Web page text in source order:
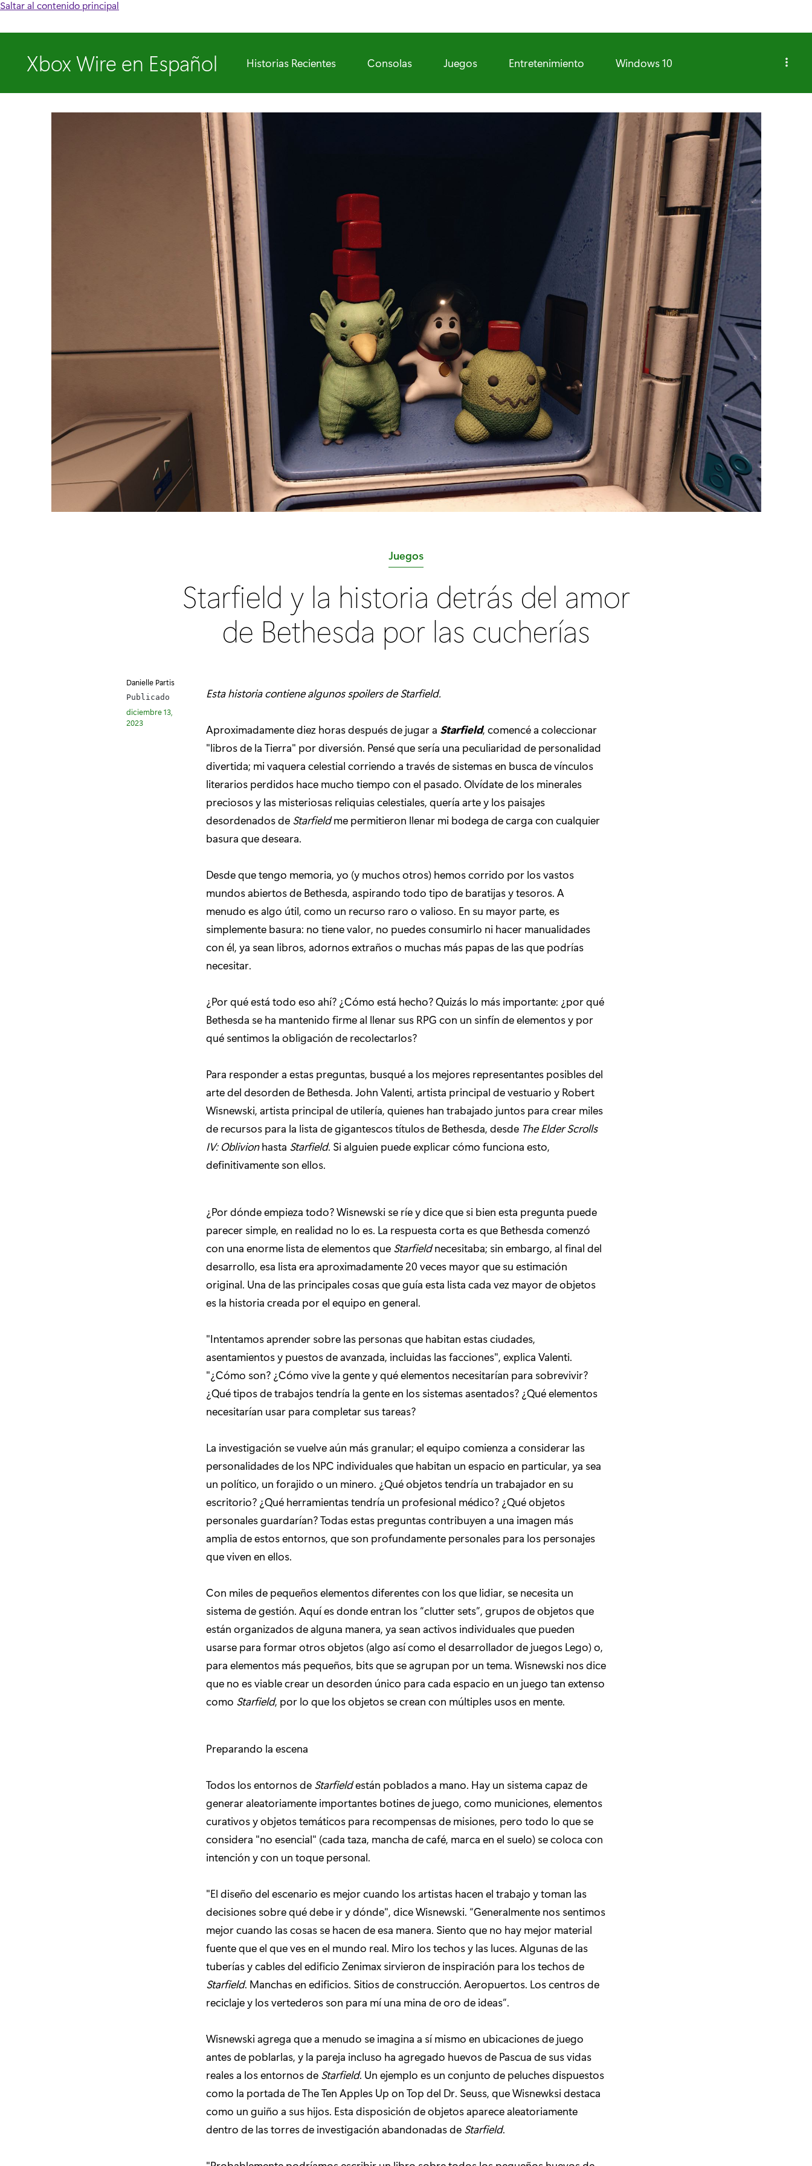
Saltar al contenido principal
Xbox Wire en Español Historias Recientes Consolas Juegos Entretenimiento Windows 10
C
t
e
g
o
a
Juegos
Starfield y la historia detrás del amor
de Bethesda por las cucherías
Danielle Partis
Publicado
diciembre 13,
2023
Esta historia contiene algunos spoilers de Starfield.
Aproximadamente diez horas después de jugar a Starfield, comencé a coleccionar
"libros de la Tierra" por diversión. Pensé que sería una peculiaridad de personalidad
divertida; mi vaquera celestial corriendo a través de sistemas en busca de vínculos
literarios perdidos hace mucho tiempo con el pasado. Olvídate de los minerales
preciosos y las misteriosas reliquias celestiales, quería arte y los paisajes
desordenados de Starfieldme permitieron llenar mi bodega de carga con cualquier
basura que deseara.
Desde que tengo memoria, yo (y muchos otros) hemos corrido por los vastos
mundos abiertos de Bethesda, aspirando todo tipo de baratijas y tesoros. A
menudo es algo útil, como un recurso raro o valioso. En su mayor parte, es
simplemente basura: no tiene valor, no puedes consumirlo ni hacer manualidades
con él, ya sean libros, adornos extraños o muchas más papas de las que podrías
necesitar.
¿Por qué está todo eso ahí? ¿Cómo está hecho? Quizás lo más importante: ¿por qué
Bethesda se ha mantenido firme al llenar sus RPG con un sinfín de elementos y por
qué sentimos la obligación de recolectarlos?
Para responder a estas preguntas, busqué a los mejores representantes posibles del
arte del desorden de Bethesda. John Valenti, artista principal de vestuario y Robert
Wisnewski, artista principal de utilería, quienes han trabajado juntos para crear miles
de recursos para la lista de gigantescos títulos de Bethesda, desde The Elder Scrolls
IV: Oblivionhasta Starfield. Si alguien puede explicar cómo funciona esto,
definitivamente son ellos.
¿Por dónde empieza todo? Wisnewski se ríe y dice que si bien esta pregunta puede
parecer simple, en realidad no lo es. La respuesta corta es que Bethesda comenzó
con una enorme lista de elementos que Starfieldnecesitaba; sin embargo, al final del
desarrollo, esa lista era aproximadamente 20 veces mayor que su estimación
original. Una de las principales cosas que guía esta lista cada vez mayor de objetos
es la historia creada por el equipo en general.
"Intentamos aprender sobre las personas que habitan estas ciudades,
asentamientos y puestos de avanzada, incluidas las facciones", explica Valenti.
"¿Cómo son? ¿Cómo vive la gente y qué elementos necesitarían para sobrevivir?
¿Qué tipos de trabajos tendría la gente en los sistemas asentados? ¿Qué elementos
necesitarían usar para completar sus tareas?
La investigación se vuelve aún más granular; el equipo comienza a considerar las
personalidades de los NPC individuales que habitan un espacio en particular, ya sea
un político, un forajido o un minero. ¿Qué objetos tendría un trabajador en su
escritorio? ¿Qué herramientas tendría un profesional médico? ¿Qué objetos
personales guardarían? Todas estas preguntas contribuyen a una imagen más
amplia de estos entornos, que son profundamente personales para los personajes
que viven en ellos.
Con miles de pequeños elementos diferentes con los que lidiar, se necesita un
sistema de gestión. Aquí es donde entran los “clutter sets”, grupos de objetos que
están organizados de alguna manera, ya sean activos individuales que pueden
usarse para formar otros objetos (algo así como el desarrollador de juegos Lego) o,
para elementos más pequeños, bits que se agrupan por un tema. Wisnewski nos dice
que no es viable crear un desorden único para cada espacio en un juego tan extenso
como Starfield, por lo que los objetos se crean con múltiples usos en mente.
Preparando la escena
Todos los entornos de Starfieldestán poblados a mano. Hay un sistema capaz de
generar aleatoriamente importantes botines de juego, como municiones, elementos
curativos y objetos temáticos para recompensas de misiones, pero todo lo que se
considera "no esencial" (cada taza, mancha de café, marca en el suelo) se coloca con
intención y con un toque personal.
"El diseño del escenario es mejor cuando los artistas hacen el trabajo y toman las
decisiones sobre qué debe ir y dónde", dice Wisnewski. “Generalmente nos sentimos
mejor cuando las cosas se hacen de esa manera. Siento que no hay mejor material
fuente que el que ves en el mundo real. Miro los techos y las luces. Algunas de las
tuberías y cables del edificio Zenimax sirvieron de inspiración para los techos de
Starfield. Manchas en edificios. Sitios de construcción. Aeropuertos. Los centros de
reciclaje y los vertederos son para mí una mina de oro de ideas”.
Wisnewski agrega que a menudo se imagina a sí mismo en ubicaciones de juego
antes de poblarlas, y la pareja incluso ha agregado huevos de Pascua de sus vidas
reales a los entornos de Starfield. Un ejemplo es un conjunto de peluches dispuestos
como la portada de The Ten Apples Up on Top del Dr. Seuss, que Wisnewksi destaca
como un guiño a sus hijos. Esta disposición de objetos aparece aleatoriamente
dentro de las torres de investigación abandonadas de Starfield.